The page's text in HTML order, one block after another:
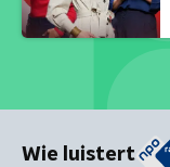
Wie luistert